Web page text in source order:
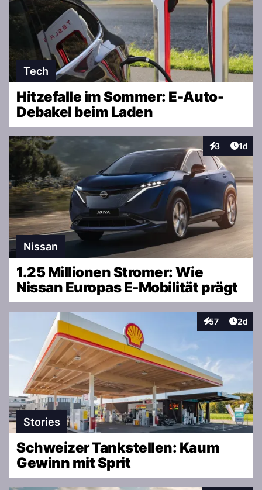
Tech
Hitzefalle im Sommer: E-Auto-
Debakel beim Laden
3
Interaktionen
1d
Nissan
1.25 Millionen Stromer: Wie
Nissan Europas E-Mobilität prägt
57
Interaktionen
2d
Stories
Schweizer Tankstellen: Kaum
Gewinn mit Sprit